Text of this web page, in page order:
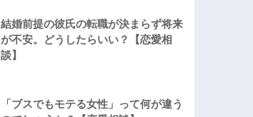
結婚前提の彼氏の転職が決まらず将来
が不安。どうしたらいい？【恋愛相
談】
「ブスでもモテる女性」って何が違う